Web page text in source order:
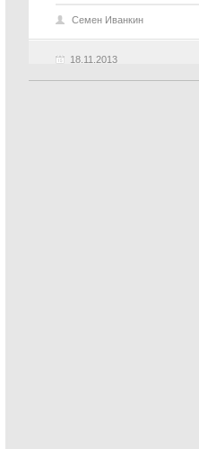
18.11.2013
Семен Иванкин